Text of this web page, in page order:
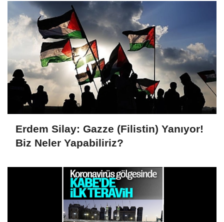
Erdem Silay: Gazze (Filistin) Yanıyor!
Biz Neler Yapabiliriz?